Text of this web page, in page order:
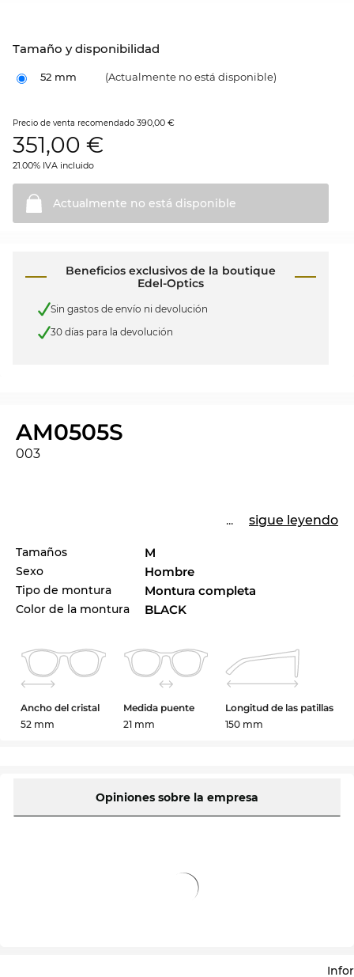
Tamaño y disponibilidad
52 mm (Actualmente no está disponible)
Precio de venta recomendado 390,00 €
351,00 €
21.00% IVA incluido
Actualmente no está disponible
Beneficios exclusivos de la boutique
Edel-Optics
Sin gastos de envío ni devolución
30 días para la devolución
AM0505S
003
... sigue leyendo
Tamaños M
Sexo Hombre
Tipo de montura Montura completa
Color de la montura BLACK
Ancho del cristal
52 mm
Medida puente
21 mm
Longitud de las patillas
150 mm
Opiniones sobre la empresa